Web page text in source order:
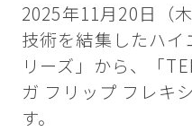
2025年11月20日（
技術を結集したハ
リーズ」から、「
ガ フリップ フレキ
す。